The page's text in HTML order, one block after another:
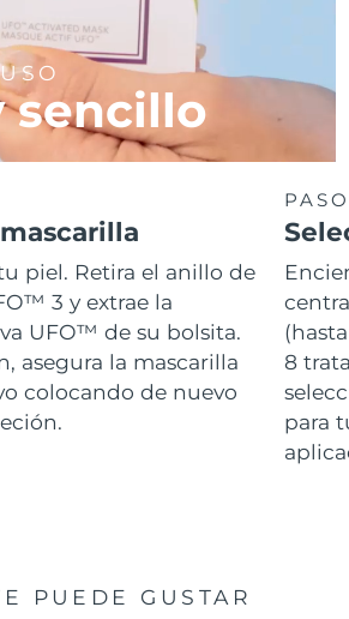
sencillo
piel. Retira el anillo de
3 y extrae la
UFO™ de su bolsita.
asegura la mascarilla
colocando de nuevo
8
para
PUEDE GUSTAR